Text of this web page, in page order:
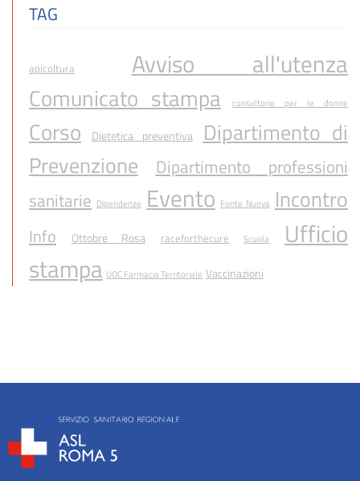
TAG
apicoltura Avviso all'utenza
Comunicato stampa consultorio per le donne
Corso Dietetica preventiva
Dipartimento di
Prevenzione
Dipartimento professioni
sanitarie Dipendenze Evento Fonte Nuova Incontro
Info Ottobre Rosa raceforthecure Scuola
Ufficio
stampa UOC Farmacia Territoriale Vaccinazioni